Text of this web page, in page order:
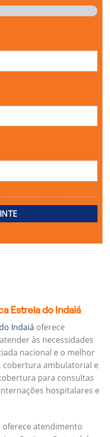
Estrela do Indaiá
Indaiá oferece
às necessidades
nacional e o melhor
cobertura ambulatorial e
para consultas
hospitalares e
oferece atendimento